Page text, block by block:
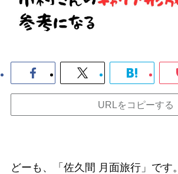
URLをコピーする
どーも、「佐久間 月面旅行」です。